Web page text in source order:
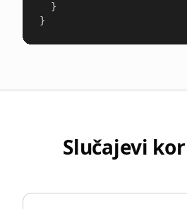
  }
}
Slučajevi